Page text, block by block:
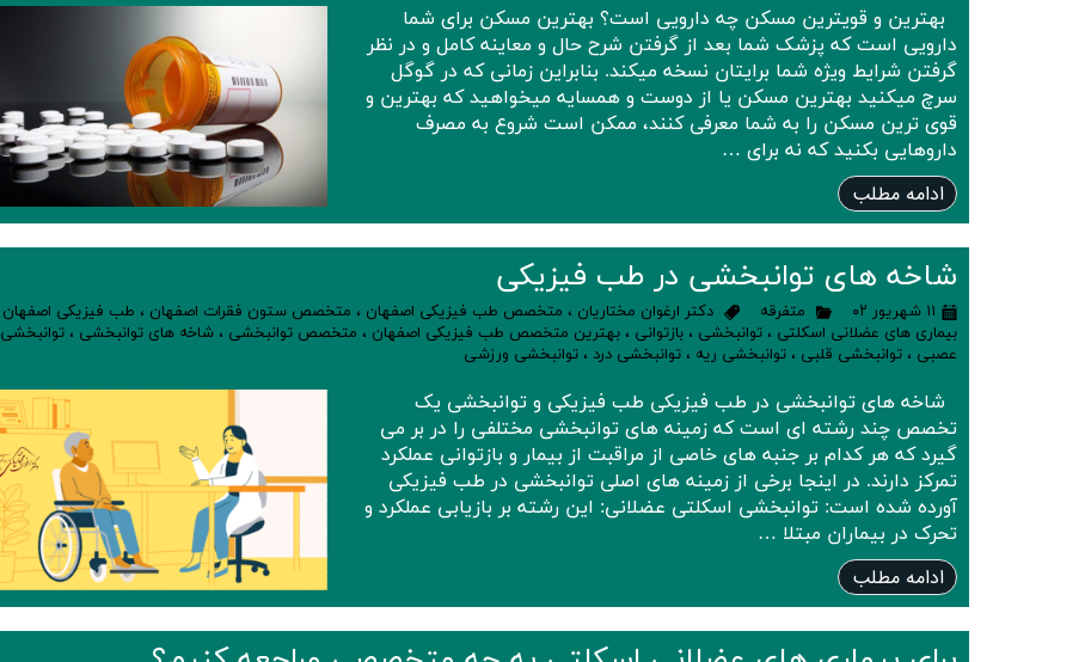
بهترین و قویترین مسکن چه دارویی است؟ بهترین مسکن برای شما
دارویی است که پزشک شما بعد از گرفتن شرح حال و معاینه کامل‌ و در نظر
گرفتن شرایط ویژه شما برایتان نسخه میکند. بنابراین زمانی که در گوگل
سرچ میکنید بهترین مسکن یا از دوست و همسایه میخواهید که بهترین و
قوی ترین مسکن را به شما معرفی کنند، ممکن است شروع به مصرف
داروهایی بکنید که نه برای …
ادامه مطلب
شاخه های توانبخشی در طب فیزیکی
۱۱ شهریور ۰۲ متفرقه دکتر ارغوان مختاریان ، متخصص طب فیزیکی اصفهان ، متخصص ستون فقرات اصفهان ، طب فیزیکی اصفهان
بیماری های عضلانی اسکلتی ، توانبخشی ، بازتوانی ، بهترین متخصص طب فیزیکی اصفهان ، متخصص توانبخشی ، شاخه های توانبخشی ، توانبخشی
عصبی ، توانبخشی قلبی ، توانبخشی ریه ، توانبخشی درد ، توانبخشی ورزشی
شاخه های توانبخشی در طب فیزیکی طب فیزیکی و توانبخشی یک
تخصص چند رشته ای است که زمینه های توانبخشی مختلفی را در بر می
گیرد که هر کدام بر جنبه های خاصی از مراقبت از بیمار و بازتوانی عملکرد
تمرکز دارند. در اینجا برخی از زمینه های اصلی توانبخشی در طب فیزیکی
آورده شده است: توانبخشی اسکلتی عضلانی: این رشته بر بازیابی عملکرد و
تحرک در بیماران مبتلا …
ادامه مطلب